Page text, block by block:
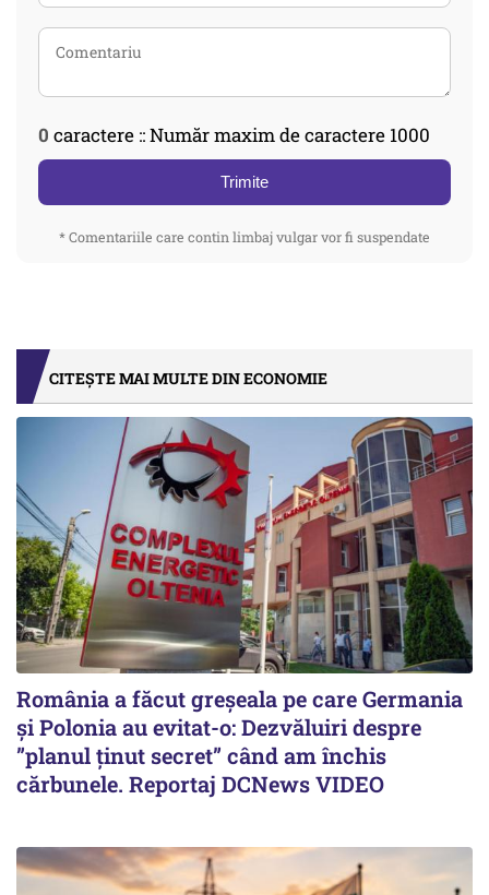
0 caractere :: Număr maxim de caractere 1000
Trimite
* Comentariile care contin limbaj vulgar vor fi suspendate
CITEȘTE MAI MULTE DIN ECONOMIE
România a făcut greșeala pe care Germania
și Polonia au evitat-o: Dezvăluiri despre
”planul ținut secret” când am închis
cărbunele. Reportaj DCNews VIDEO